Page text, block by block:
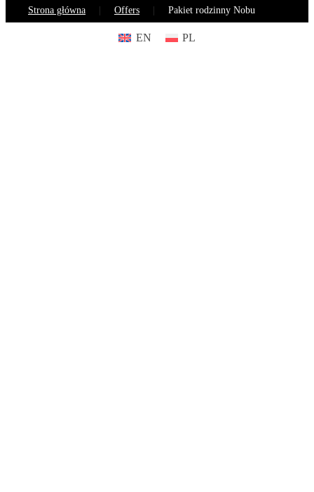
Strona główna Offers Pakiet rodzinny Nobu
EN PL